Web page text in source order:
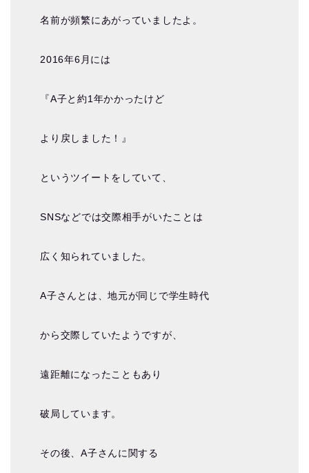
名前が頻繁にあがっていましたよ。
2016年6月には
『A子と約1年かかったけど
より戻しました！』
というツイートをしていて、
SNSなどでは交際相手がいたことは
広く知られていました。
A子さんとは、地元が同じで学生時代
から交際していたようですが、
遠距離になったこともあり
破局しています。
その後、A子さんに関する